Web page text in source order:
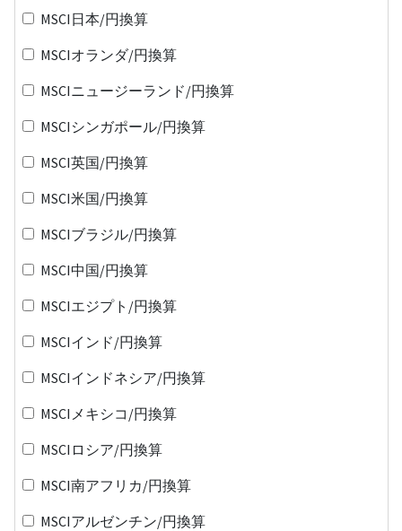
MSCI日本/円換算
MSCIオランダ/円換算
MSCIニュージーランド/円換算
MSCIシンガポール/円換算
MSCI英国/円換算
MSCI米国/円換算
MSCIブラジル/円換算
MSCI中国/円換算
MSCIエジプト/円換算
MSCIインド/円換算
MSCIインドネシア/円換算
MSCIメキシコ/円換算
MSCIロシア/円換算
MSCI南アフリカ/円換算
MSCIアルゼンチン/円換算